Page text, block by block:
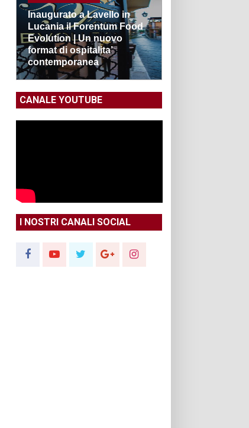
Inaugurato a Lavello in
Lucania il Forentum Food
Evolution | Un nuovo
format di ospitalita’
contemporanea
CANALE YOUTUBE
I NOSTRI CANALI SOCIAL